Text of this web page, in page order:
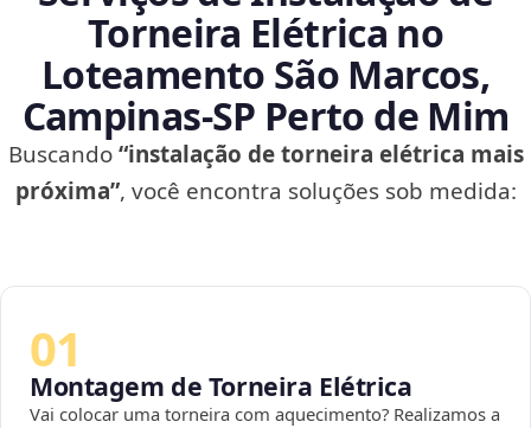
Torneira Elétrica no
Loteamento São Marcos,
Campinas‑SP Perto de Mim
Buscando“instalação de torneira elétrica mais
próxima”, você encontra soluções sob medida:
01
Montagem de Torneira Elétrica
Vai colocar uma torneira com aquecimento? Realizamos a